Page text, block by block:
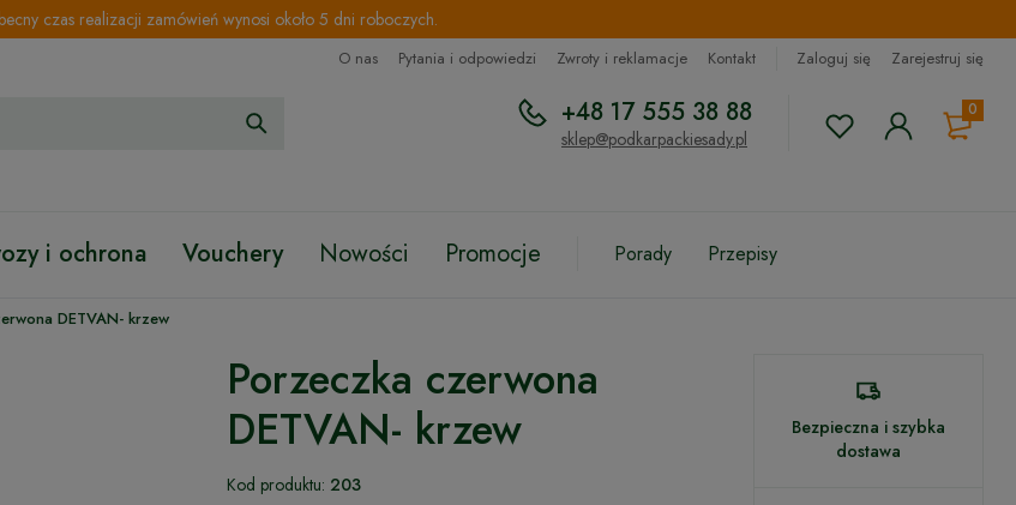
czas realizacji zamówień wynosi około 5 dni roboczych.
O nas Pytania i odpowiedzi Zwroty i reklamacje Kontakt Zaloguj się Zarejestruj się
0
+48 17 555 38 88
sklep@podkarpackiesady.pl
i ochrona Vouchery Nowości Promocje Porady Przepisy
DETVAN- krzew
Porzeczka czerwona
DETVAN- krzew
Kod produktu: 203
Bezpieczna i szybka
dostawa